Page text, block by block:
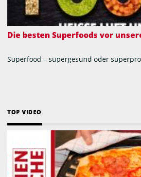
Die besten Superfoods vor
Superfood – supergesund oder
TOP VIDEO